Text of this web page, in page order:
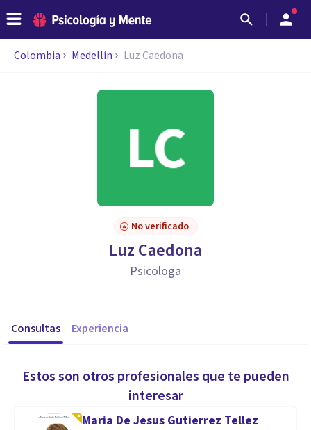
Colombia Medellín Luz Caedona
No verificado
Luz Caedona
Psicologa
Consultas Experiencia
Estos son otros profesionales que te pueden
interesar
Maria De Jesus Gutierrez Tellez